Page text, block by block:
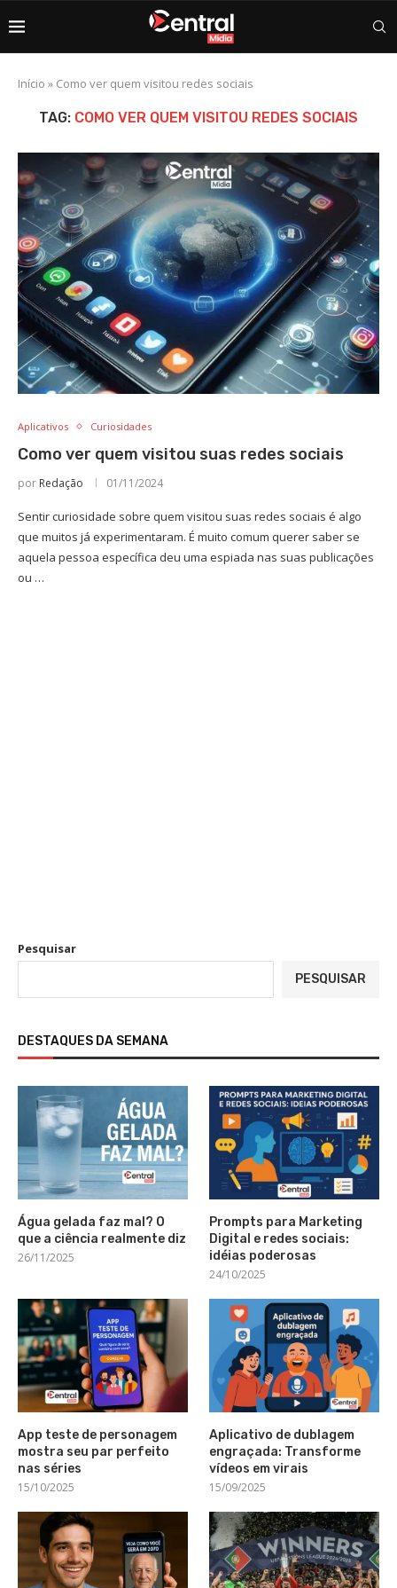
Início » Como ver quem visitou redes sociais
TAG: COMO VER QUEM VISITOU REDES SOCIAIS
Aplicativos Curiosidades
Como ver quem visitou suas redes sociais
por Redação 01/11/2024
Sentir curiosidade sobre quem visitou suas redes sociais é algo
que muitos já experimentaram. É muito comum querer saber se
aquela pessoa específica deu uma espiada nas suas publicações
ou …
Pesquisar
PESQUISAR
DESTAQUES DA SEMANA
Água gelada faz mal? O
que a ciência realmente diz
26/11/2025
Prompts para Marketing
Digital e redes sociais:
idéias poderosas
24/10/2025
App teste de personagem
mostra seu par perfeito
nas séries
15/10/2025
Aplicativo de dublagem
engraçada: Transforme
vídeos em virais
15/09/2025